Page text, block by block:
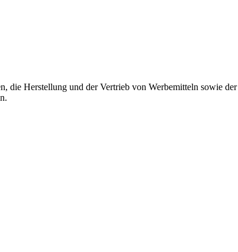
die Herstellung und der Vertrieb von Werbemitteln sowie